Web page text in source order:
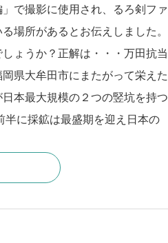
で撮影に使用され、るろ剣ファ
場所があるとお伝えしました。
ょうか？正解は・・・万田抗当
県大牟田市にまたがって栄えた
本最大規模の２つの竪坑を持つ
半に採鉱は最盛期を迎え日本の